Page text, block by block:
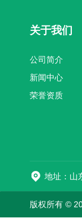
关于我们
公司简介
新闻中心
荣誉资质
地址：山
版权所有 ©